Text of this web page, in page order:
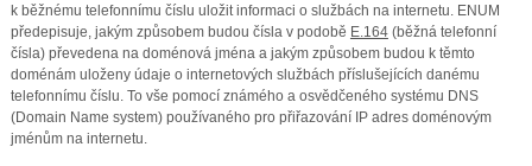
k běžnému telefonnímu číslu uložit informaci o službách na internetu. ENUM
předepisuje, jakým způsobem budou čísla v podobě E.164(běžná telefonní
čísla) převedena na doménová jména a jakým způsobem budou k těmto
doménám uloženy údaje o internetových službách příslušejících danému
telefonnímu číslu. To vše pomocí známého a osvědčeného systému DNS
(Domain Name system) používaného pro přiřazování IP adres doménovým
jménům na internetu.